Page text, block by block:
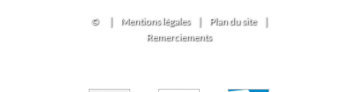
© | Mentions légales | Plan du site |
Remerciements